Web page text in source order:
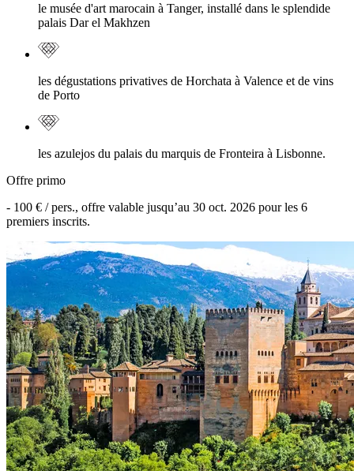
le musée d'art marocain à Tanger, installé dans le splendide
palais Dar el Makhzen
les dégustations privatives de Horchata à Valence et de vins
de Porto
les azulejos du palais du marquis de Fronteira à Lisbonne.
Offre primo
- 100 € / pers., offre valable jusqu’au 30 oct. 2026 pour les 6
premiers inscrits.